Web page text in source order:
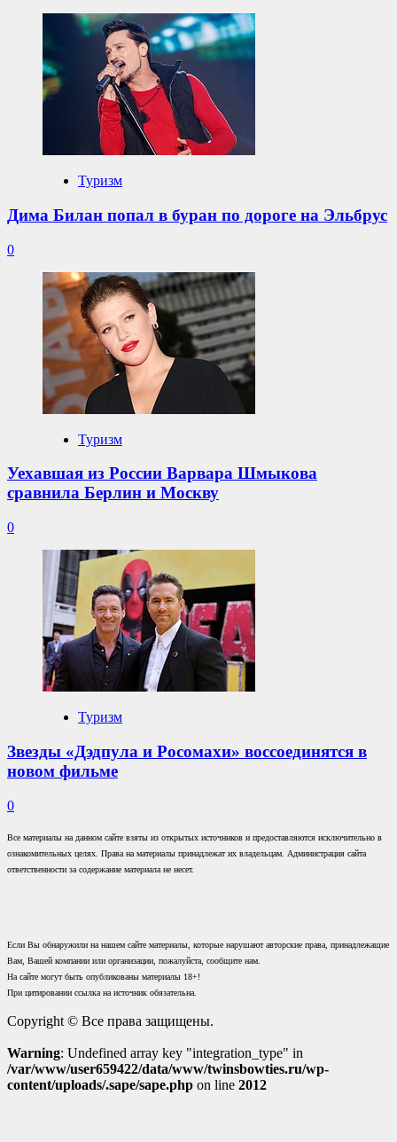
Туризм
Дима Билан попал в буран по дороге на Эльбрус
0
Туризм
Уехавшая из России Варвара Шмыкова
сравнила Берлин и Москву
0
Туризм
Звезды «Дэдпула и Росомахи» воссоединятся в
новом фильме
0
Все материалы на данном сайте взяты из открытых источников и предоставляются исключительно в
ознакомительных целях. Права на материалы принадлежат их владельцам. Администрация сайта
ответственности за содержание материала не несет.
Если Вы обнаружили на нашем сайте материалы, которые нарушают авторские права, принадлежащие
Вам, Вашей компании или организации, пожалуйста, сообщите нам.
На сайте могут быть опубликованы материалы 18+!
При цитировании ссылка на источник обязательна.
Copyright © Все права защищены.
Warning: Undefined array key "integration_type" in
/var/www/user659422/data/www/twinsbowties.ru/wp-
content/uploads/.sape/sape.php on line 2012